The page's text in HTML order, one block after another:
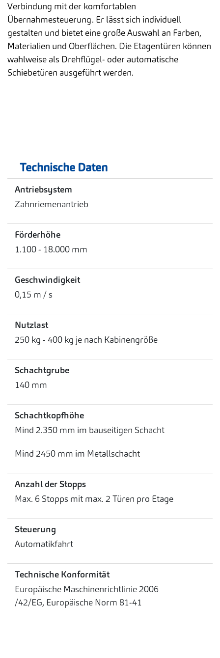
Verbindung mit der komfortablen
Übernahmesteuerung. Er lässt sich individuell
gestalten und bietet eine große Auswahl an Farben,
Materialien und Oberflächen. Die Etagentüren können
wahlweise als Drehflügel- oder automatische
Schiebetüren ausgeführt werden.
Technische Daten
Antriebsystem
Zahnriemenantrieb
Förderhöhe
1.100 - 18.000 mm
Geschwindigkeit
0,15 m / s
Nutzlast
250 kg - 400 kg je nach Kabinengröße
Schachtgrube
140 mm
Schachtkopfhöhe
Mind 2.350 mm im bauseitigen Schacht
Mind 2450 mm im Metallschacht
Anzahl der Stopps
Max. 6 Stopps mit max. 2 Türen pro Etage
Steuerung
Automatikfahrt
Technische Konformität
Europäische Maschinenrichtlinie 2006
/42/EG, Europäische Norm 81-41